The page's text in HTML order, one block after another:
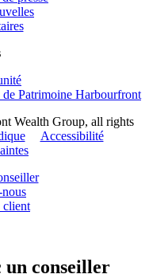
de Patrimoine Harbourfront
Wealth Group, all rights
Accessibilité
client
un conseiller